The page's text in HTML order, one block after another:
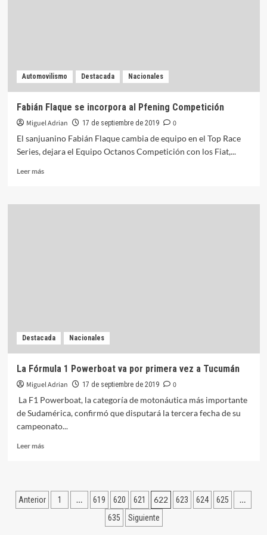
Automovilismo Destacada Nacionales
Fabián Flaque se incorpora al Pfening Competición
Miguel Adrian 17 de septiembre de 2019
0
El sanjuanino Fabián Flaque cambia de equipo en el Top Race
Series, dejara el Equipo Octanos Competición con los Fiat,...
Leer másLeer
Fabián
Destacada Nacionales
La Fórmula 1 Powerboat va por primera vez a Tucumán
Miguel Adrian 17 de septiembre de 2019
0
La F1 Powerboat, la categoría de motonáutica más importante
de Sudamérica, confirmó que disputará la tercera fecha de su
campeonato...
Leer másLeer
Fórmula
1
Paginación
Anterior 1 … 619 620 621 622 623 624 625 …
635 Siguiente